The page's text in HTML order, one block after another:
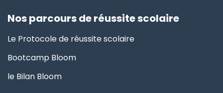
Nos parcours de réussite scolaire
Le Protocole de réussite scolaire
Bootcamp Bloom
le Bilan Bloom